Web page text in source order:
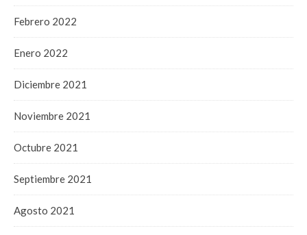
Febrero 2022
Enero 2022
Diciembre 2021
Noviembre 2021
Octubre 2021
Septiembre 2021
Agosto 2021